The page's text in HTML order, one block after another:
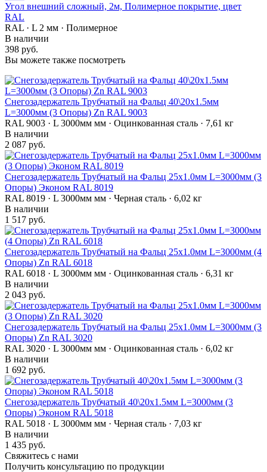
Угол внешний сложный, 2м, Полимерное покрытие, цвет
RAL
RAL · L 2 мм · Полимерное
В наличии
398 руб.
Вы можете также посмотреть
Снегозадержатель Трубчатый на Фальц 40\20х1.5мм
L=3000мм (3 Опоры) Zn RAL 9003
RAL 9003 · L 3000мм мм · Оцинкованная сталь · 7,61 кг
В наличии
2 087 руб.
Снегозадержатель Трубчатый на Фальц 25х1.0мм L=3000мм (3
Опоры) Эконом RAL 8019
RAL 8019 · L 3000мм мм · Черная сталь · 6,02 кг
В наличии
1 517 руб.
Снегозадержатель Трубчатый на Фальц 25х1.0мм L=3000мм (4
Опоры) Zn RAL 6018
RAL 6018 · L 3000мм мм · Оцинкованная сталь · 6,31 кг
В наличии
2 043 руб.
Снегозадержатель Трубчатый на Фальц 25х1.0мм L=3000мм (3
Опоры) Zn RAL 3020
RAL 3020 · L 3000мм мм · Оцинкованная сталь · 6,02 кг
В наличии
1 692 руб.
Снегозадержатель Трубчатый 40\20х1.5мм L=3000мм (3
Опоры) Эконом RAL 5018
RAL 5018 · L 3000мм мм · Черная сталь · 7,03 кг
В наличии
1 435 руб.
Свяжитесь с нами
Получить консультацию по продукции